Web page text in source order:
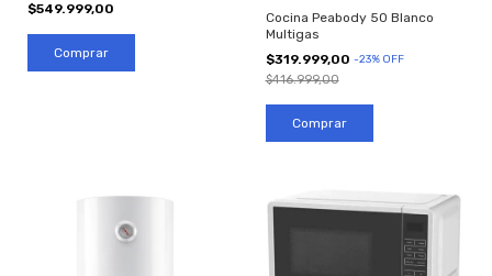
$549.999,00
Cocina Peabody 50 Blanco
Multigas
$319.999,00 -23% OFF
$416.999,00